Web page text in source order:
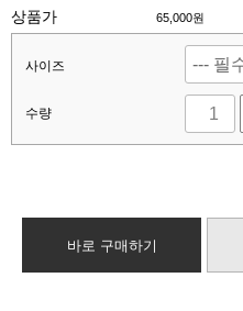
상품가 65,000원
사이즈
수량
바로 구매하기